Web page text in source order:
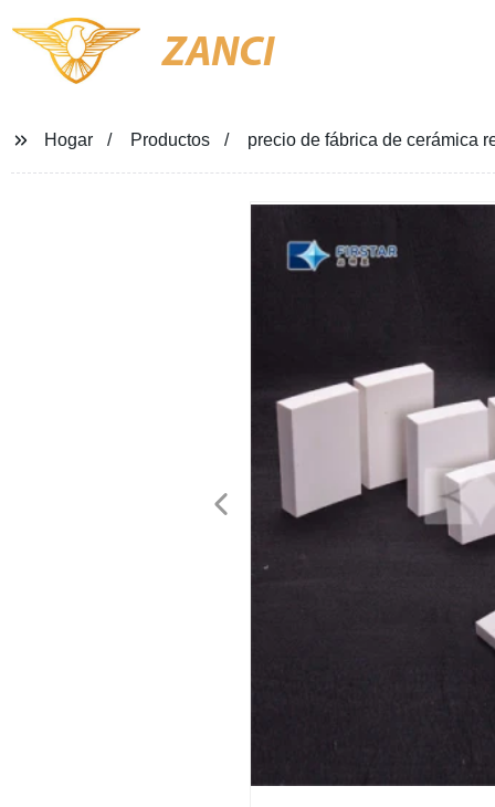
ZANCI
Hogar Productos precio de fábrica de cerámica